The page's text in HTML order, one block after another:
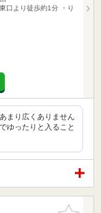
口より徒歩約1分 ・り
まり広くありません
ゆったりと入ること
お気に入